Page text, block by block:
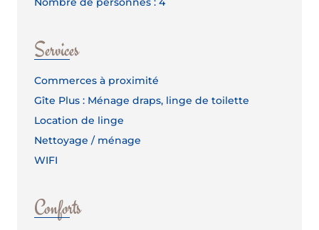
Services
Commerces à proximité
Gîte Plus : Ménage draps, linge de toilette
Location de linge
Nettoyage / ménage
WIFI
Conforts